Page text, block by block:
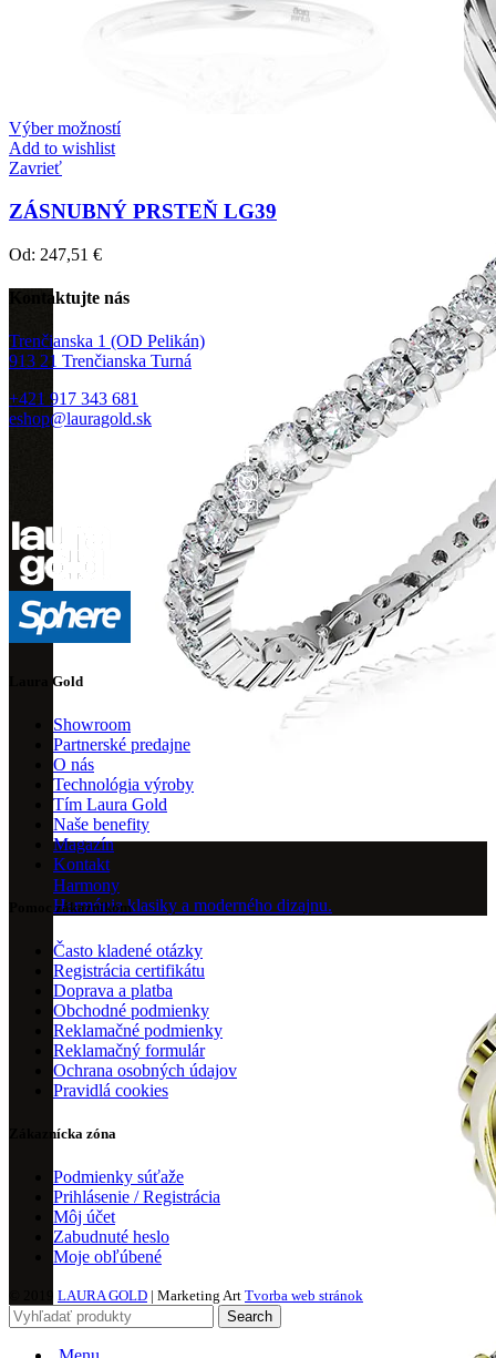
Harmony
Harmónia klasiky a moderného dizajnu.
Výber možností
Add to wishlist
Zavrieť
ZÁSNUBNÝ PRSTEŇ LG39
Od: 247,51 €
Kontaktujte nás
Trenčianska 1 (OD Pelikán)
913 21 Trenčianska Turná
+421 917 343 681
eshop@lauragold.sk
Laura Gold
Showroom
Partnerské predajne
O nás
Technológia výroby
Tím Laura Gold
Naše benefity
Magazín
Kontakt
Pomoc zákazníkom
Často kladené otázky
Registrácia certifikátu
Doprava a platba
Obchodné podmienky
Reklamačné podmienky
Reklamačný formulár
Ochrana osobných údajov
Pravidlá cookies
Zákaznícka zóna
Podmienky súťaže
Prihlásenie / Registrácia
Môj účet
Zabudnuté heslo
Moje obľúbené
LAURA GOLD | Marketing Art Tvorba web stránok
Search